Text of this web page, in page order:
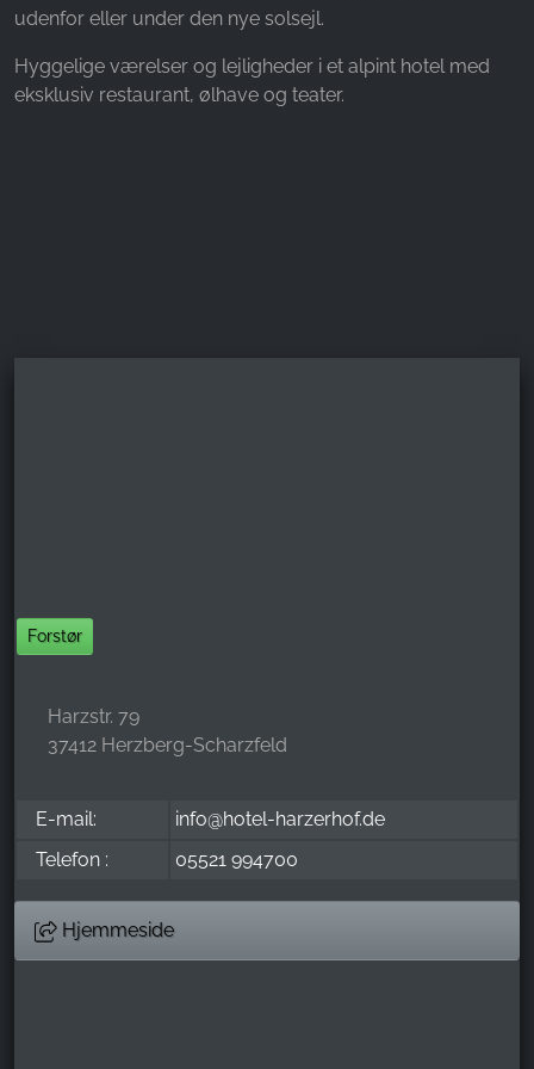
udenfor eller under den nye solsejl.
Hyggelige værelser og lejligheder i et alpint hotel med
eksklusiv restaurant, ølhave og teater.
Forstør
Harzstr. 79
37412 Herzberg-Scharzfeld
E-mail:
info@hotel-harzerhof.de
Telefon :
05521 994700
Hjemmeside
Name:
Provider:
Facebook Ireland Ltd.
Purpose:
Indsamling af statistik om brug af hjemmesiden
24 timer - 2 år